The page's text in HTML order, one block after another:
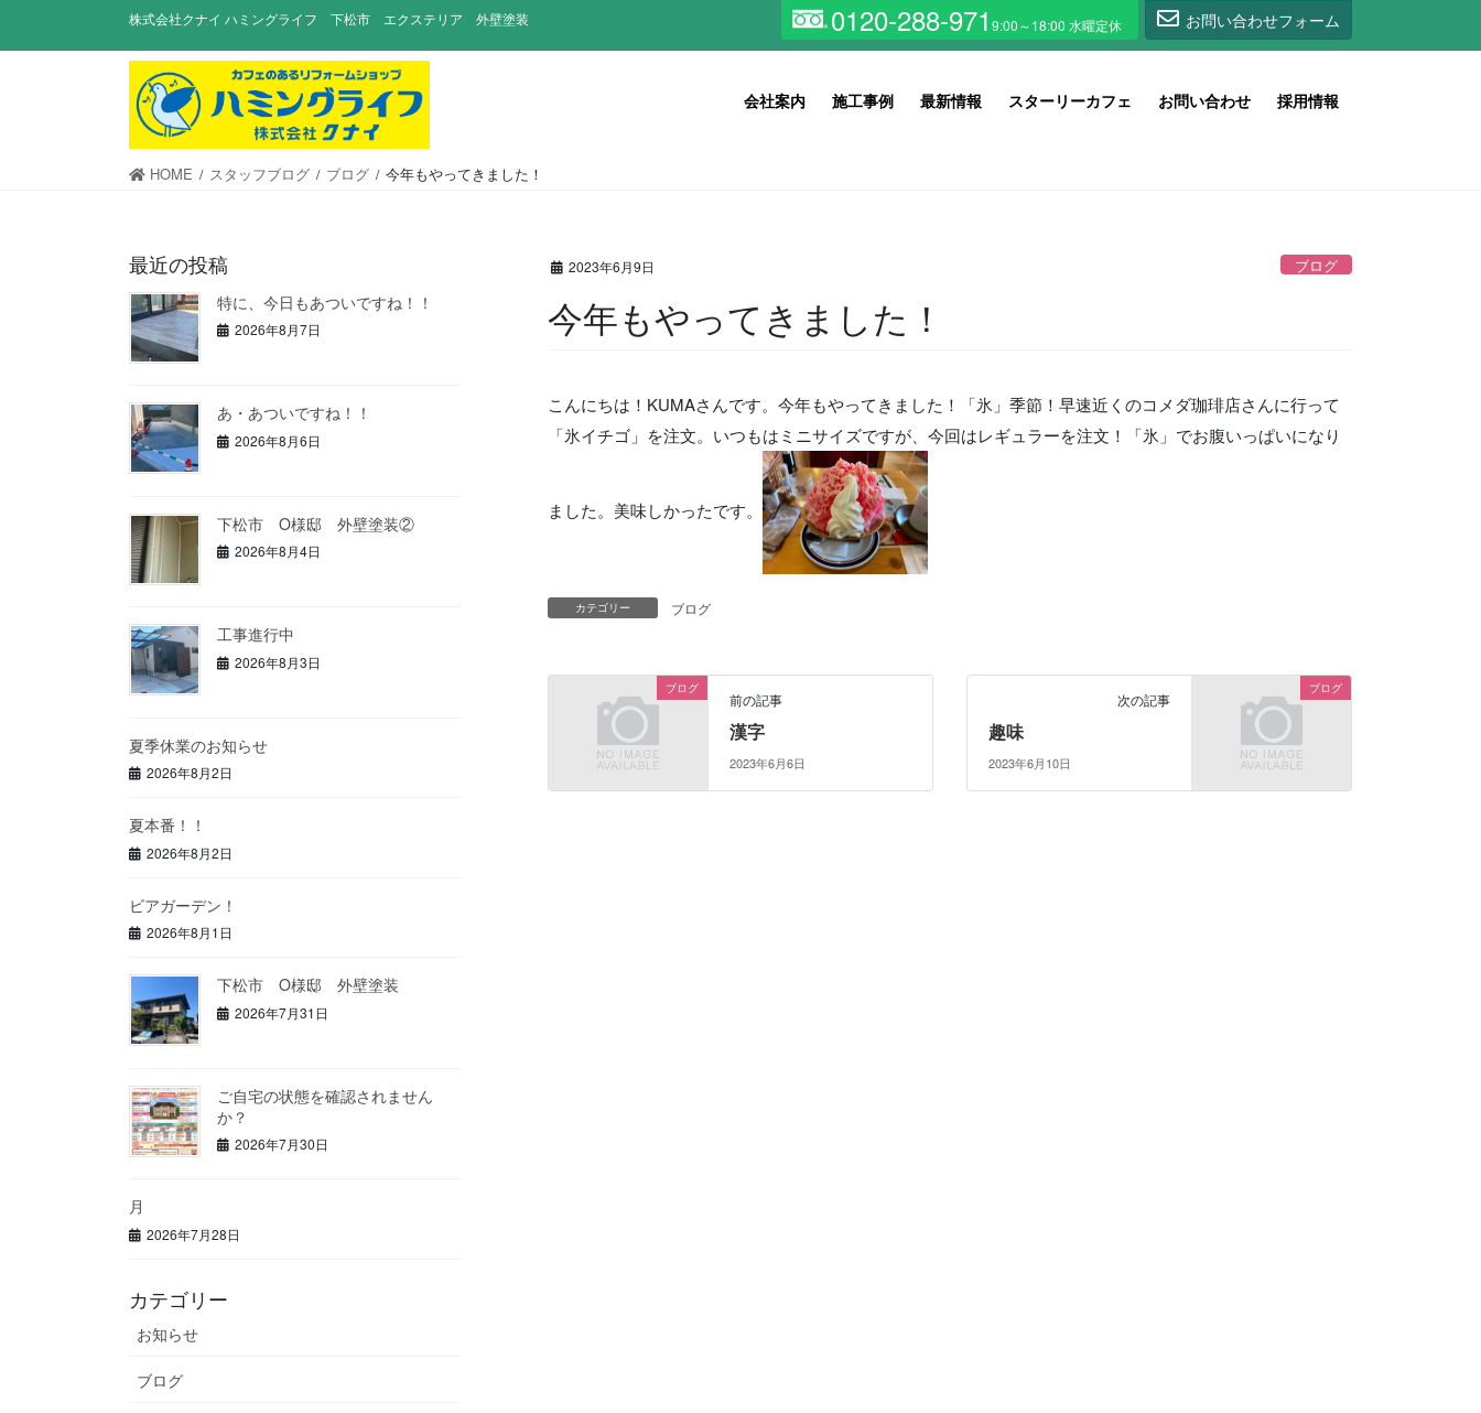
株式会社クナイ ハミングライフ 下松市 エクステリア 外壁塗装 0120-288-971 お問い合わせフォーム
会社案内 施工事例 最新情報 スターリーカフェ お問い合わせ 採用情報
HOME スタッフブログ ブログ 今年もやってきました！
2023年6月9日 ブログ
今年もやってきました！
こんにちは！KUMAさんです。今年もやってきました！「氷」季節！早速近くのコメダ珈琲店さんに行って
「氷イチゴ」を注文。いつもはミニサイズですが、今回はレギュラーを注文！「氷」でお腹いっぱいになり
ました。美味しかったです。
カテゴリー ブログ
ブログ
前の記事
漢字
2023年6月6日
ブログ
次の記事
趣味
2023年6月10日
最近の投稿
特に、今日もあついですね！！
2026年8月7日
あ・あついですね！！
2026年8月6日
下松市 O様邸 外壁塗装②
2026年8月4日
工事進行中
2026年8月3日
夏季休業のお知らせ
2026年8月2日
夏本番！！
2026年8月2日
ビアガーデン！
2026年8月1日
下松市 O様邸 外壁塗装
2026年7月31日
ご自宅の状態を確認されません
か？
2026年7月30日
月
2026年7月28日
カテゴリー
お知らせ
ブログ